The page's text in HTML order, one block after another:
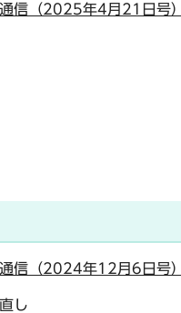
信（2025年4月21日号
信（2024年12月6日号
し